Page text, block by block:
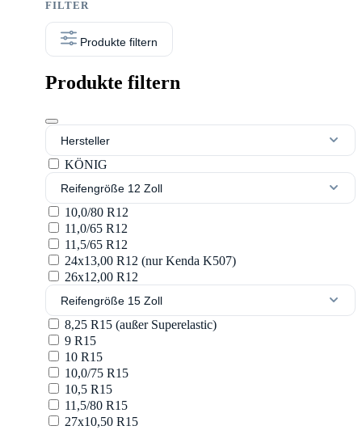
Produkte filtern
Produkte filtern
Hersteller
KÖNIG
Reifengröße 12 Zoll
10,0/80 R12
11,0/65 R12
11,5/65 R12
24x13,00 R12 (nur Kenda K507)
26x12,00 R12
Reifengröße 15 Zoll
8,25 R15 (außer Superelastic)
9 R15
10 R15
10,0/75 R15
10,5 R15
11,5/80 R15
27x10,50 R15